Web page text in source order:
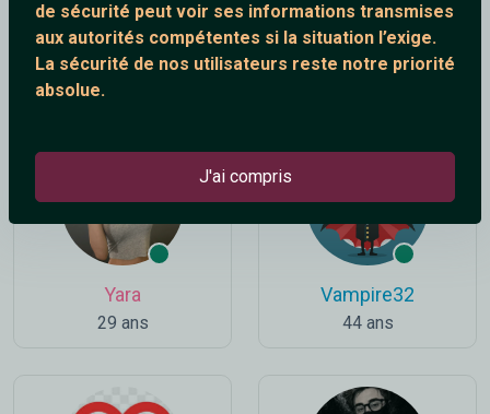
de sécurité peut voir ses informations transmises
aux autorités compétentes si la situation l’exige.
La sécurité de nos utilisateurs reste notre priorité
absolue.
J'ai compris
VeniVidiVici Blackos
Yara
29 ans
Vampire32
44 ans